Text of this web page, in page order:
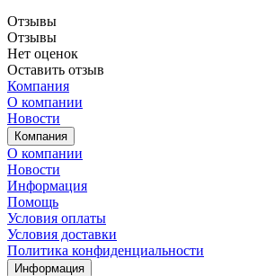
Отзывы
Отзывы
Нет оценок
Оставить отзыв
Компания
О компании
Новости
Компания
О компании
Новости
Информация
Помощь
Условия оплаты
Условия доставки
Политика конфиденциальности
Информация